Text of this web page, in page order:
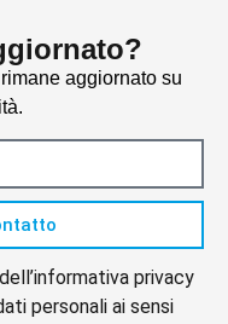
aggiornato su
privacy
personali ai sensi